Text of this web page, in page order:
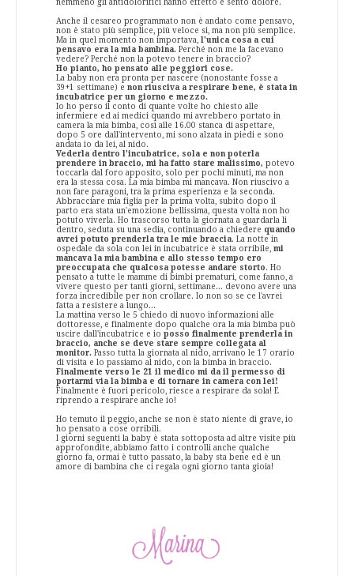
Anche il cesareo programmato non è andato come pensavo,
non è stato più semplice, più veloce si, ma non più semplice.
Ma in quel momento non importava, l'unica cosa a cui
pensavo era la mia bambina. Perché non me la facevano
vedere? Perché non la potevo tenere in braccio?
Ho pianto, ho pensato alle peggiori cose.
La baby non era pronta per nascere (nonostante fosse a
39+1 settimane) e non riusciva a respirare bene, è stata in
incubatrice per un giorno e mezzo.
Io ho perso il conto di quante volte ho chiesto alle
infermiere ed ai medici quando mi avrebbero portato in
camera la mia bimba, così alle 16.00 stanca di aspettare,
dopo 5 ore dall'intervento, mi sono alzata in piedi e sono
andata io da lei, al nido.
Vederla dentro l'incubatrice, sola e non poterla
prendere in braccio, mi ha fatto stare malissimo, potevo
toccarla dal foro apposito, solo per pochi minuti, ma non
era la stessa cosa. La mia bimba mi mancava. Non riuscivo a
non fare paragoni, tra la prima esperienza e la seconda.
Abbracciare mia figlia per la prima volta, subito dopo il
parto era stata un'emozione bellissima, questa volta non ho
potuto viverla. Ho trascorso tutta la giornata a guardarla li
dentro, seduta su una sedia, continuando a chiedere quando
avrei potuto prenderla tra le mie braccia. La notte in
ospedale da sola con lei in incubatrice è stata orribile, mi
mancava la mia bambina e allo stesso tempo ero
preoccupata che qualcosa potesse andare storto. Ho
pensato a tutte le mamme di bimbi prematuri, come fanno, a
vivere questo per tanti giorni, settimane... devono avere una
forza incredibile per non crollare. Io non so se ce l'avrei
fatta a resistere a lungo...
La mattina verso le 5 chiedo di nuovo informazioni alle
dottoresse, e finalmente dopo qualche ora la mia bimba può
uscire dall'incubatrice e io posso finalmente prenderla in
braccio, anche se deve stare sempre collegata al
monitor. Passo tutta la giornata al nido, arrivano le 17 orario
di visita e lo passiamo al nido, con la bimba in braccio.
Finalmente verso le 21 il medico mi da il permesso di
portarmi via la bimba e di tornare in camera con lei!
Finalmente è fuori pericolo, riesce a respirare da sola! E
riprendo a respirare anche io!
Ho temuto il peggio, anche se non è stato niente di grave, io
ho pensato a cose orribili.
I giorni seguenti la baby è stata sottoposta ad altre visite più
approfondite, abbiamo fatto i controlli anche qualche
giorno fa, ormai è tutto passato, la baby sta bene ed è un
amore di bambina che ci regala ogni giorno tanta gioia!